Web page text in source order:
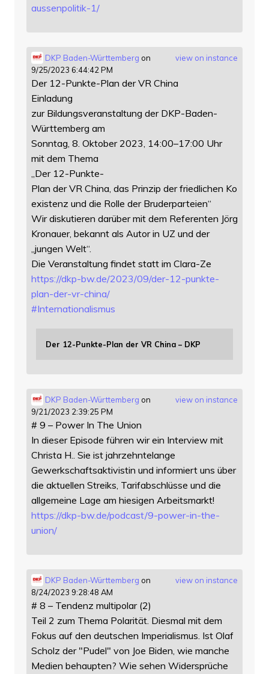
aussenpolitik-1/
view on instance
DKP Baden-Württemberg on
9/25/2023 6:44:42 PM
Der 12-Punkte-Plan der VR China
Einladung
zur Bildungsveranstaltung der DKP-Baden-
Württemberg am
Sonntag, 8. Oktober 2023, 14:00–17:00 Uhr
mit dem Thema
„Der 12-Punkte-
Plan der VR China, das Prinzip der friedlichen Ko
existenz und die Rolle der Bruderparteien“
Wir diskutieren darüber mit dem Referenten Jörg
Kronauer, bekannt als Autor in UZ und der
„jungen Welt“.
Die Veranstaltung findet statt im Clara-Ze
https://dkp-bw.de/2023/09/der-12-punkte-
plan-der-vr-china/
#Internationalismus
Der 12-Punkte-Plan der VR China – DKP
view on instance
DKP Baden-Württemberg on
9/21/2023 2:39:25 PM
# 9 – Power In The Union
In dieser Episode führen wir ein Interview mit
Christa H.. Sie ist jahrzehntelange
Gewerkschaftsaktivistin und informiert uns über
die aktuellen Streiks, Tarifabschlüsse und die
allgemeine Lage am hiesigen Arbeitsmarkt!
https://dkp-bw.de/podcast/9-power-in-the-
union/
view on instance
DKP Baden-Württemberg on
8/24/2023 9:28:48 AM
# 8 – Tendenz multipolar (2)
Teil 2 zum Thema Polarität. Diesmal mit dem
Fokus auf den deutschen Imperialismus. Ist Olaf
Scholz der "Pudel" von Joe Biden, wie manche
Medien behaupten? Wie sehen Widersprüche